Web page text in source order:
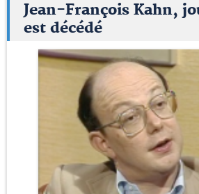
Jean-François Kahn,
est décédé